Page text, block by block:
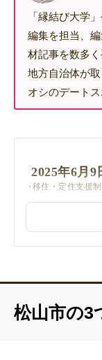
「縁結び大学
編集を担当、
材記事を数多
地方自治体が
オシのデート
2025年6月9
移住・定住支援
松山市の3